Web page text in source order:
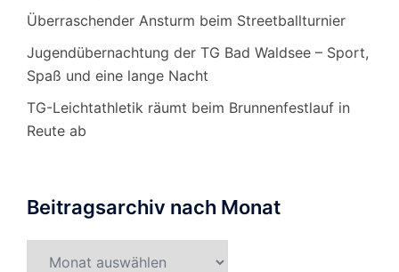
Überraschender Ansturm beim Streetballturnier
Jugendübernachtung der TG Bad Waldsee – Sport,
Spaß und eine lange Nacht
TG-Leichtathletik räumt beim Brunnenfestlauf in
Reute ab
Beitragsarchiv nach Monat